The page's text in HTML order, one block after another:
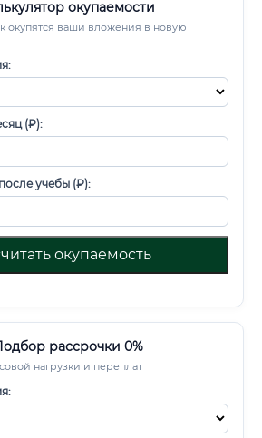
окупаемости
окупятся ваши вложения в новую
(₽):
учебы (₽):
окупаемость
рассрочки 0%
нагрузки и переплат